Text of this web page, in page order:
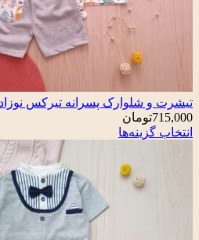
تیشرت و شلوارک پسرانه تیرکس نوزادی تا
715,000تومان
انتخاب گزینه‌ها